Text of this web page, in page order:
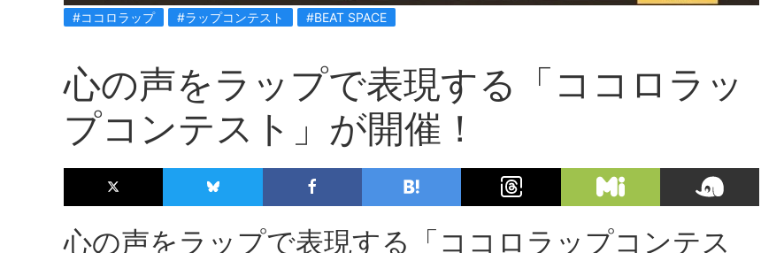
#ココロラップ #ラップコンテスト #BEAT SPACE
心の声をラップで表現する「ココロラッ
プコンテスト」が開催！
心の声をラップで表現する「ココロラップコンテス